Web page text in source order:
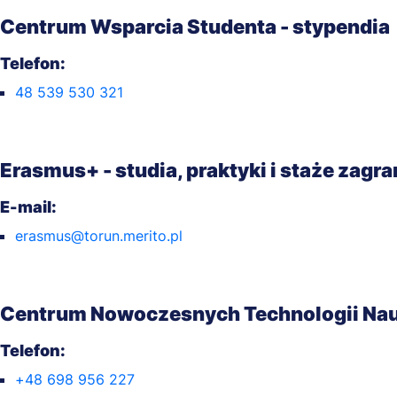
Centrum Wsparcia Studenta - stypendia
Telefon:
48 539 530 321
Erasmus+ - studia, praktyki i staże
E-mail:
erasmus@torun.merito.pl
Centrum Nowoczesnych Technologii
Telefon:
+48 698 956 227